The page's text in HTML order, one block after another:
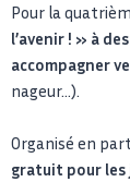
Pour la
l’avenir ! » à
accompagner
nageur…).
Organisé en
gratuit pour les